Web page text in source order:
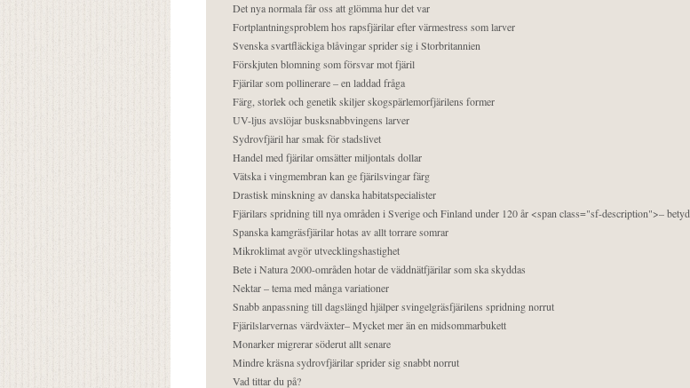
Det nya normala får oss att glömma hur det var
Fortplantningsproblem hos rapsfjärilar efter värmestress som larver
Svenska svartfläckiga blåvingar sprider sig i Storbritannien
Förskjuten blomning som försvar mot fjäril
Fjärilar som pollinerare – en laddad fråga
Färg, storlek och genetik skiljer skogspärlemorfjärilens former
UV-ljus avslöjar busksnabbvingens larver
Sydrovfjäril har smak för stadslivet
Handel med fjärilar omsätter miljontals dollar
Vätska i vingmembran kan ge fjärilsvingar färg
Drastisk minskning av danska habitatspecialister
Fjärilars spridning till nya områden i Sverige och Finland under 120 år <span class="sf-description">–
Spanska kamgräsfjärilar hotas av allt torrare somrar
Mikroklimat avgör utvecklingshastighet
Bete i Natura 2000-områden hotar de väddnätfjärilar som ska skyddas
Nektar – tema med många variationer
Snabb anpassning till dagslängd hjälper svingelgräsfjärilens spridning norrut
Fjärilslarvernas värdväxter– Mycket mer än en midsommarbukett
Monarker migrerar söderut allt senare
Mindre kräsna sydrovfjärilar sprider sig snabbt norrut
Vad tittar du på?